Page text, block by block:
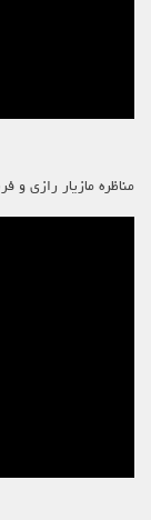
مناظره مازیار رازی و